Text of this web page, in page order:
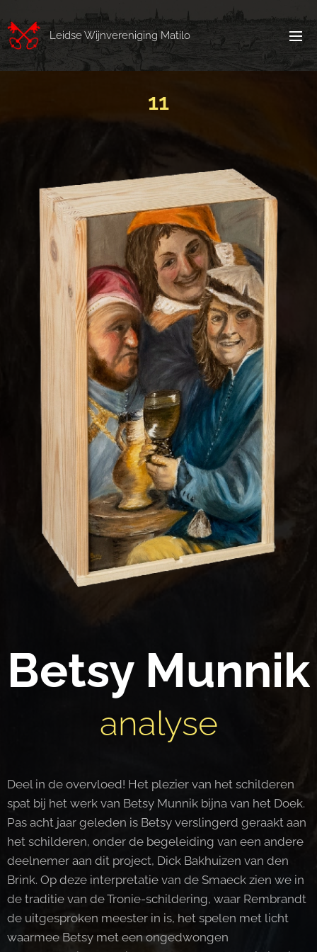
Leidse Wijnvereniging Matilo
11
Betsy Munnik
analyse
Deel in de overvloed! Het plezier van het schilderen
spat bij het werk van Betsy Munnik bijna van het Doek.
Pas acht jaar geleden is Betsy verslingerd geraakt aan
het schilderen, onder de begeleiding van een andere
deelnemer aan dit project, Dick Bakhuizen van den
Brink. Op deze interpretatie van de Smaeck zien we in
de traditie van de Tronie-schildering, waar Rembrandt
de uitgesproken meester in is, het spelen met licht
waarmee Betsy met een ongedwongen